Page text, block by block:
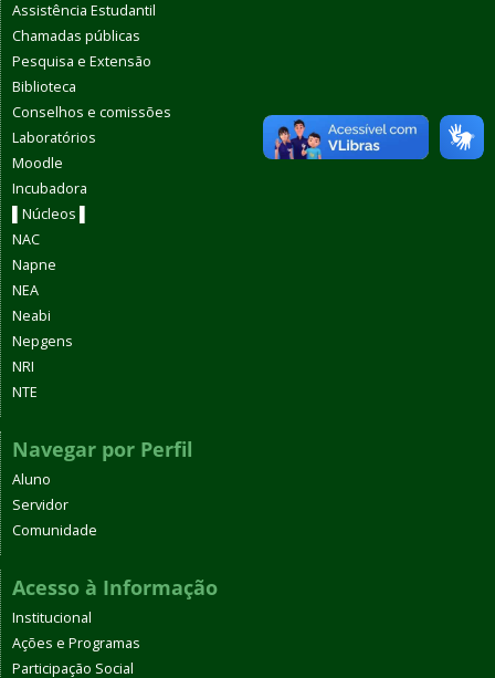
Assistência Estudantil
Chamadas públicas
Pesquisa e Extensão
Biblioteca
Conselhos e comissões
Laboratórios
Moodle
Incubadora
▌Núcleos ▌
NAC
Napne
NEA
Neabi
Nepgens
NRI
NTE
Navegar por Perfil
Aluno
Servidor
Comunidade
Acesso à Informação
Institucional
Ações e Programas
Participação Social